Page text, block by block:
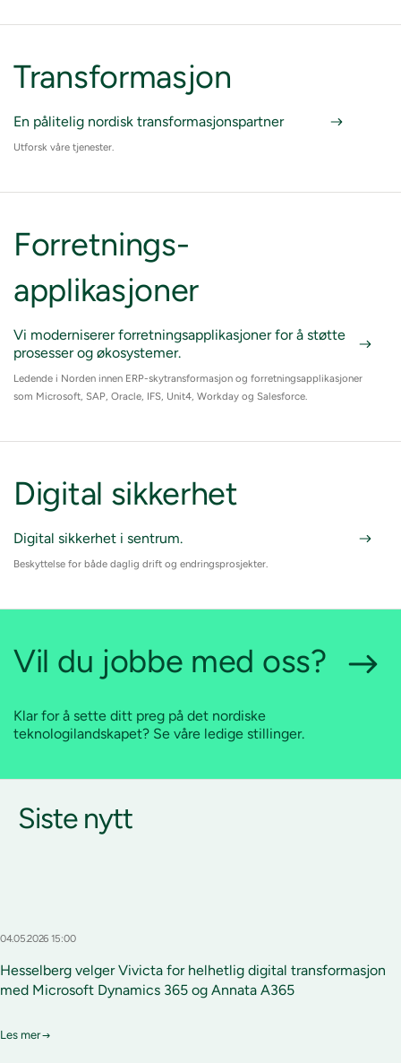
Transformasjon
En pålitelig nordisk transformasjonspartner
Utforsk våre tjenester.
Forretnings-
applikasjoner
Vi moderniserer forretningsapplikasjoner for å støtte
prosesser og økosystemer.
Ledende i Norden innen ERP-skytransformasjon og forretningsapplikasjoner
som Microsoft, SAP, Oracle, IFS, Unit4, Workday og Salesforce.
Digital sikkerhet
Digital sikkerhet i sentrum.
Beskyttelse for både daglig drift og endringsprosjekter.
Vil du jobbe med oss?
Klar for å sette ditt preg på det nordiske
teknologilandskapet? Se våre ledige stillinger.
Siste nytt
04.05.2026 15:00
Hesselberg velger Vivicta for helhetlig digital transformasjon
med Microsoft Dynamics 365 og Annata A365
Les mer